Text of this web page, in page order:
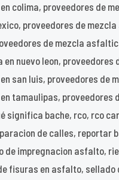
colima, proveedores de
proveedores de
de mezcla
nuevo leon,
san luis, proveedores de
tamaulipas,
significa bache, rco, rco
de calles, reportar
impregnacion asfalto,
fisuras en asfalto,